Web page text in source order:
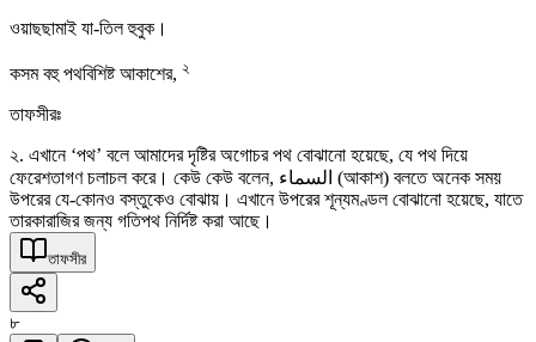
ওয়াছছামাই যা-তিল হুবুক।
কসম বহু পথবিশিষ্ট আকাশের, ২
তাফসীরঃ
২. এখানে ‘পথ’ বলে আমাদের দৃষ্টির অগোচর পথ বোঝানো হয়েছে, যে পথ দিয়ে
ফেরেশতাগণ চলাচল করে। কেউ কেউ বলেন, السماء (আকাশ) বলতে অনেক সময়
উপরের যে-কোনও বস্তুকেও বোঝায়। এখানে উপরের শূন্যমণ্ডল বোঝানো হয়েছে, যাতে
তারকারাজির জন্য গতিপথ নির্দিষ্ট করা আছে।
তাফসীর
৮